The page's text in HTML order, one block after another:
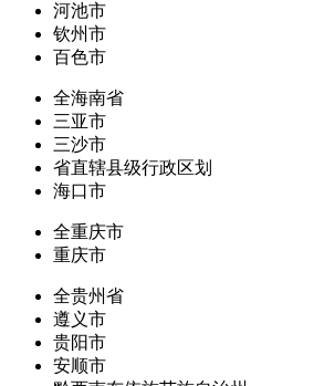
河池市
钦州市
百色市
全海南省
三亚市
三沙市
省直辖县级行政区划
海口市
全重庆市
重庆市
全贵州省
遵义市
贵阳市
安顺市